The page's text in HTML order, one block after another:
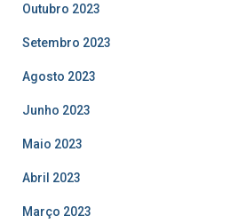
Outubro 2023
Setembro 2023
Agosto 2023
Junho 2023
Maio 2023
Abril 2023
Março 2023